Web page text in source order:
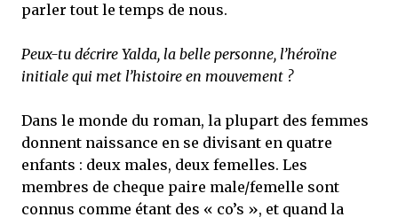
parler tout le temps de nous.
Peux-tu décrire Yalda, la belle personne, l’héroïne
initiale qui met l’histoire en mouvement ?
Dans le monde du roman, la plupart des femmes
donnent naissance en se divisant en quatre
enfants : deux males, deux femelles. Les
membres de cheque paire male/femelle sont
connus comme étant des « co’s », et quand la